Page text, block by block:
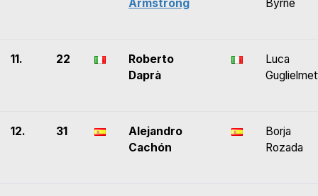
Armstrong Byrne
11. 22
Roberto
Daprà
Luca
12. 31
Alejandro
Cachón
Borja
Rozada